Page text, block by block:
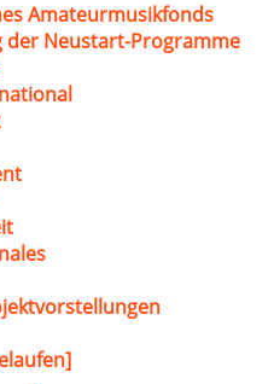
Amateurmusikfonds
der Neustart-Programme